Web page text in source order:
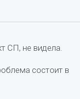
СП, не видела.
состоит в